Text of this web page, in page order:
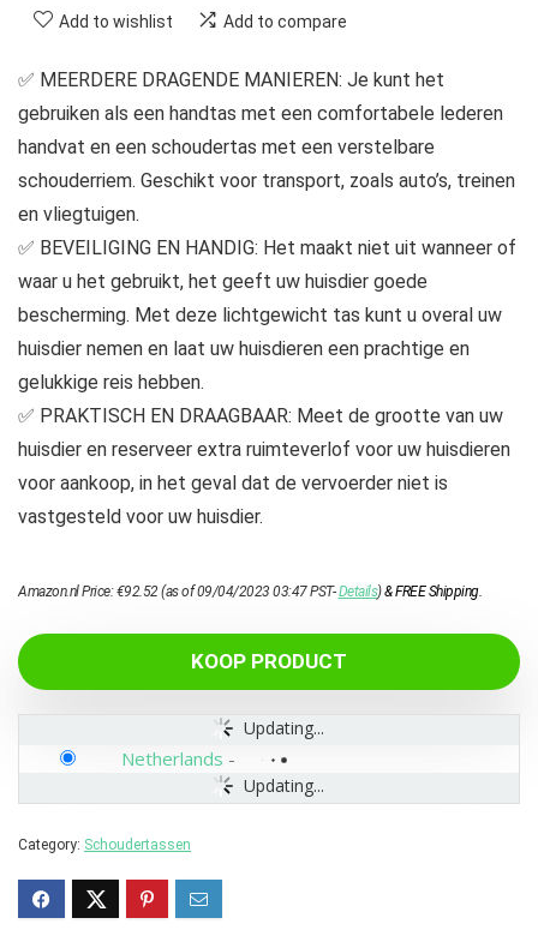
Add to wishlist Add to compare
✅ MEERDERE DRAGENDE MANIEREN: Je kunt het
gebruiken als een handtas met een comfortabele lederen
handvat en een schoudertas met een verstelbare
schouderriem. Geschikt voor transport, zoals auto’s, treinen
en vliegtuigen.
✅ BEVEILIGING EN HANDIG: Het maakt niet uit wanneer of
waar u het gebruikt, het geeft uw huisdier goede
bescherming. Met deze lichtgewicht tas kunt u overal uw
huisdier nemen en laat uw huisdieren een prachtige en
gelukkige reis hebben.
✅ PRAKTISCH EN DRAAGBAAR: Meet de grootte van uw
huisdier en reserveer extra ruimteverlof voor uw huisdieren
voor aankoop, in het geval dat de vervoerder niet is
vastgesteld voor uw huisdier.
Amazon.nl Price:€92.52 (as of 09/04/2023 03:47 PST-Details)&FREE Shipping.
KOOP PRODUCT
Updating...
Updating...
Netherlands -
Category: Schoudertassen